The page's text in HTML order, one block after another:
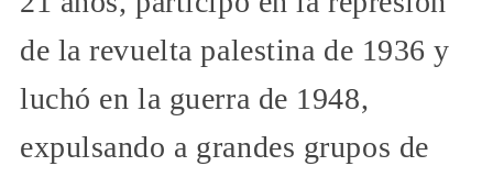
de la revuelta palestina de 1936 y
luchó en la guerra de 1948,
expulsando a grandes grupos de